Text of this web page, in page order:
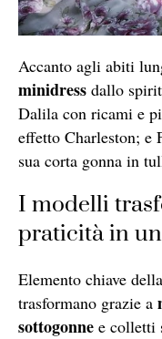
Accanto agli abiti
minidress dallo
Dalila con ricami e
effetto Charleston; e
sua corta gonna in
I modelli
praticità in
Elemento chiave
trasformano grazie a
sottogonne e colletti